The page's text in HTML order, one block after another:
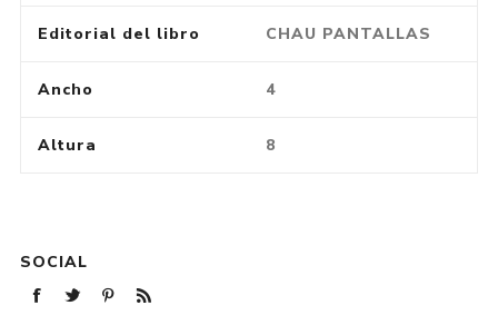
Editorial del libro CHAU PANTALLAS
Ancho 4
Altura 8
SOCIAL